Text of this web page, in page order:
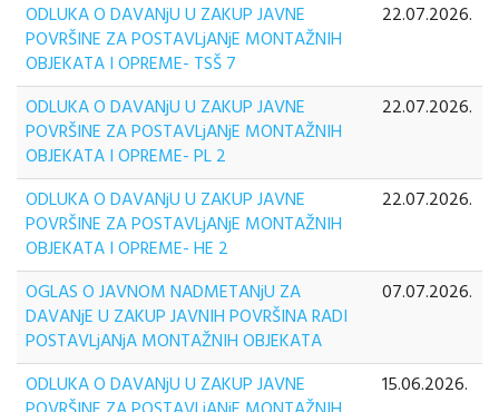
ODLUKA O DAVANjU U ZAKUP JAVNE
POVRŠINE ZA POSTAVLjANjE MONTAŽNIH
OBJEKATA I OPREME- TSŠ 7
22.07.2026.
ODLUKA O DAVANjU U ZAKUP JAVNE
POVRŠINE ZA POSTAVLjANjE MONTAŽNIH
OBJEKATA I OPREME- PL 2
22.07.2026.
ODLUKA O DAVANjU U ZAKUP JAVNE
POVRŠINE ZA POSTAVLjANjE MONTAŽNIH
OBJEKATA I OPREME- HE 2
22.07.2026.
OGLAS O JAVNOM NADMETANjU ZA
DAVANjE U ZAKUP JAVNIH POVRŠINA RADI
POSTAVLjANjA MONTAŽNIH OBJEKATA
07.07.2026.
ODLUKA O DAVANjU U ZAKUP JAVNE
15.06.2026.